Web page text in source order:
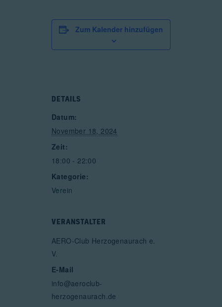
Zum Kalender hinzufügen
DETAILS
Datum:
November 18, 2024
Zeit:
18:00 - 22:00
Kategorie:
Verein
VERANSTALTER
AERO-Club Herzogenaurach e.
V.
E-Mail
info@aeroclub-
herzogenaurach.de